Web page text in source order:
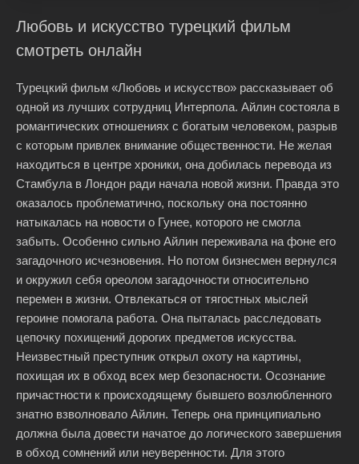
Любовь и искусство турецкий фильм
смотреть онлайн
Турецкий фильм «Любовь и искусство» рассказывает об
одной из лучших сотрудниц Интерпола. Айлин состояла в
романтических отношениях с богатым человеком, разрыв
с которым привлек внимание общественности. Не желая
находиться в центре хроники, она добилась перевода из
Стамбула в Лондон ради начала новой жизни. Правда это
оказалось проблематично, поскольку она постоянно
натыкалась на новости о Гунее, которого не смогла
забыть. Особенно сильно Айлин переживала на фоне его
загадочного исчезновения. Но потом бизнесмен вернулся
и окружил себя ореолом загадочности относительно
перемен в жизни. Отвлекаться от тягостных мыслей
героине помогала работа. Она пыталась расследовать
цепочку похищений дорогих предметов искусства.
Неизвестный преступник открыл охоту на картины,
похищая их в обход всех мер безопасности. Осознание
причастности к происходящему бывшего возлюбленного
знатно взволновало Айлин. Теперь она принципиально
должна была довести начатое до логического завершения
в обход сомнений или неуверенности. Для этого